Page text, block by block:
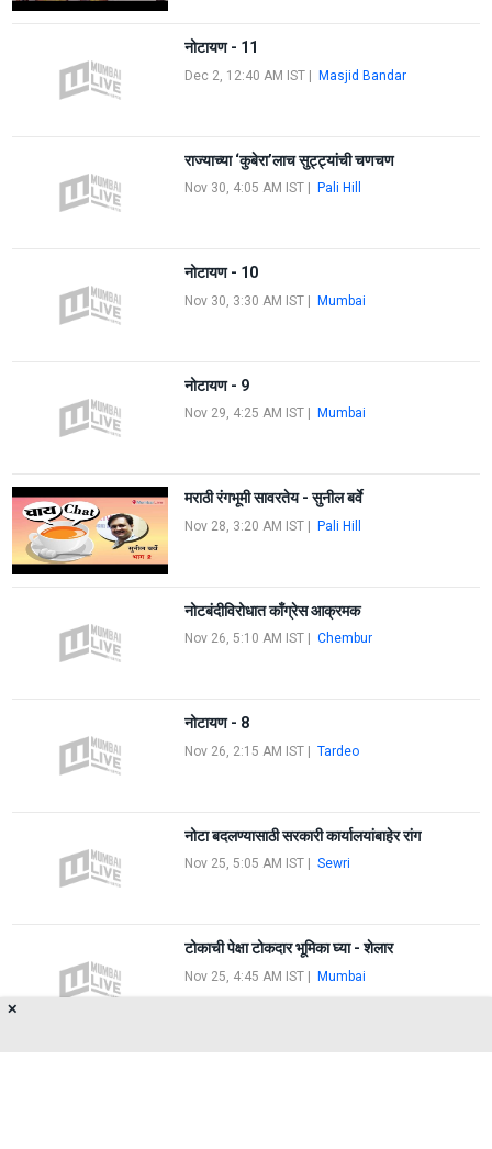
नोटायण - 11
Dec 2, 12:40 AM IST| Masjid Bandar
राज्याच्या ‘कुबेरा’लाच सुट्ट्यांची चणचण
Nov 30, 4:05 AM IST| Pali Hill
नोटायण - 10
Nov 30, 3:30 AM IST| Mumbai
नोटायण - 9
Nov 29, 4:25 AM IST| Mumbai
मराठी रंगभूमी सावरतेय - सुनील बर्वे
Nov 28, 3:20 AM IST| Pali Hill
नोटबंदीविरोधात काँग्रेस आक्रमक
Nov 26, 5:10 AM IST| Chembur
नोटायण - 8
Nov 26, 2:15 AM IST| Tardeo
नोटा बदलण्यासाठी सरकारी कार्यालयांबाहेर रांग
Nov 25, 5:05 AM IST| Sewri
टोकाची पेक्षा टोकदार भूमिका घ्या - शेलार
Nov 25, 4:45 AM IST| Mumbai
✕